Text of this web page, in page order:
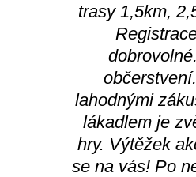
trasy 1,5km,
lahodnými
lákadlem je
hry. Výtěžek
se na vás! Po